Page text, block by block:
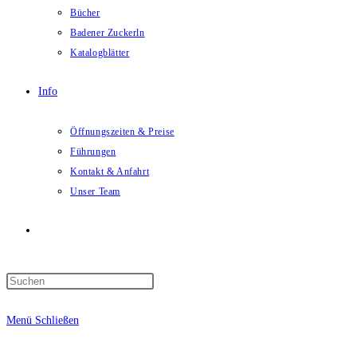
Bücher
Badener Zuckerln
Katalogblätter
Info
Öffnungszeiten & Preise
Führungen
Kontakt & Anfahrt
Unser Team
Suche
Menü Schließen